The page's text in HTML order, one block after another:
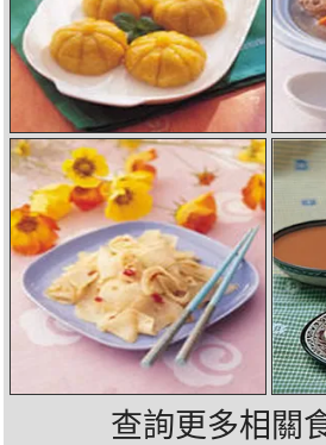
查詢更多相關